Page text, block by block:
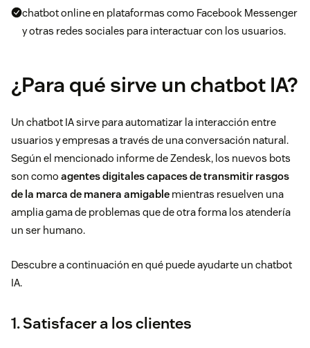
chatbot online en plataformas como Facebook Messenger
y otras redes sociales para interactuar con los usuarios.
¿Para qué sirve un chatbot IA?
Un chatbot IA sirve para automatizar la interacción entre
usuarios y empresas a través de una conversación natural.
Según el mencionado informe de Zendesk, los nuevos bots
son como agentes digitales capaces de transmitir rasgos
de la marca de manera amigable mientras resuelven una
amplia gama de problemas que de otra forma los atendería
un ser humano.
Descubre a continuación en qué puede ayudarte un chatbot
IA.
1. Satisfacer a los clientes